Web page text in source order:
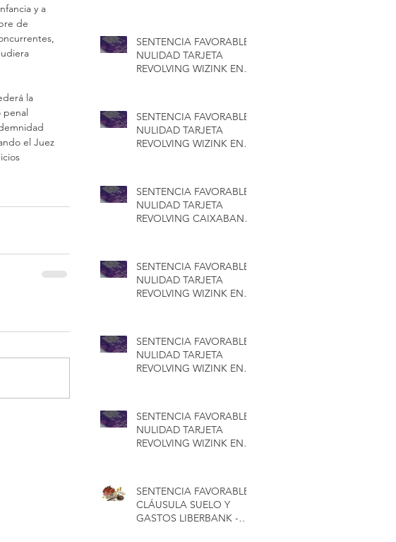
y a
de
la
penal
el Juez
ABOGADOS
SENTENCIA FAVORABLE
NULIDAD TARJETA
REVOLVING WIZINK EN
SENTENCIA FAVORABLE
NULIDAD TARJETA
REVOLVING WIZINK EN
SENTENCIA FAVORABLE
NULIDAD TARJETA
REVOLVING CAIXABANK
SENTENCIA FAVORABLE
NULIDAD TARJETA
REVOLVING WIZINK EN
SENTENCIA FAVORABLE
NULIDAD TARJETA
REVOLVING WIZINK EN
SENTENCIA FAVORABLE
NULIDAD TARJETA
REVOLVING WIZINK EN
SENTENCIA FAVORABLE
CLÁUSULA SUELO Y
GASTOS LIBERBANK -